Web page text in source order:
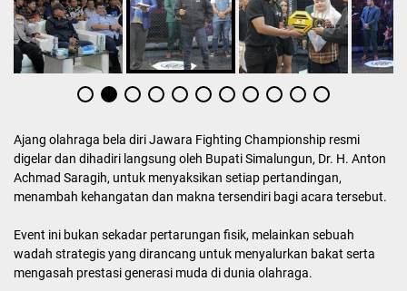
Ajang olahraga bela diri Jawara Fighting Championship resmi
digelar dan dihadiri langsung oleh Bupati Simalungun, Dr. H. Anton
Achmad Saragih, untuk menyaksikan setiap pertandingan,
menambah kehangatan dan makna tersendiri bagi acara tersebut.
Event ini bukan sekadar pertarungan fisik, melainkan sebuah
wadah strategis yang dirancang untuk menyalurkan bakat serta
mengasah prestasi generasi muda di dunia olahraga.